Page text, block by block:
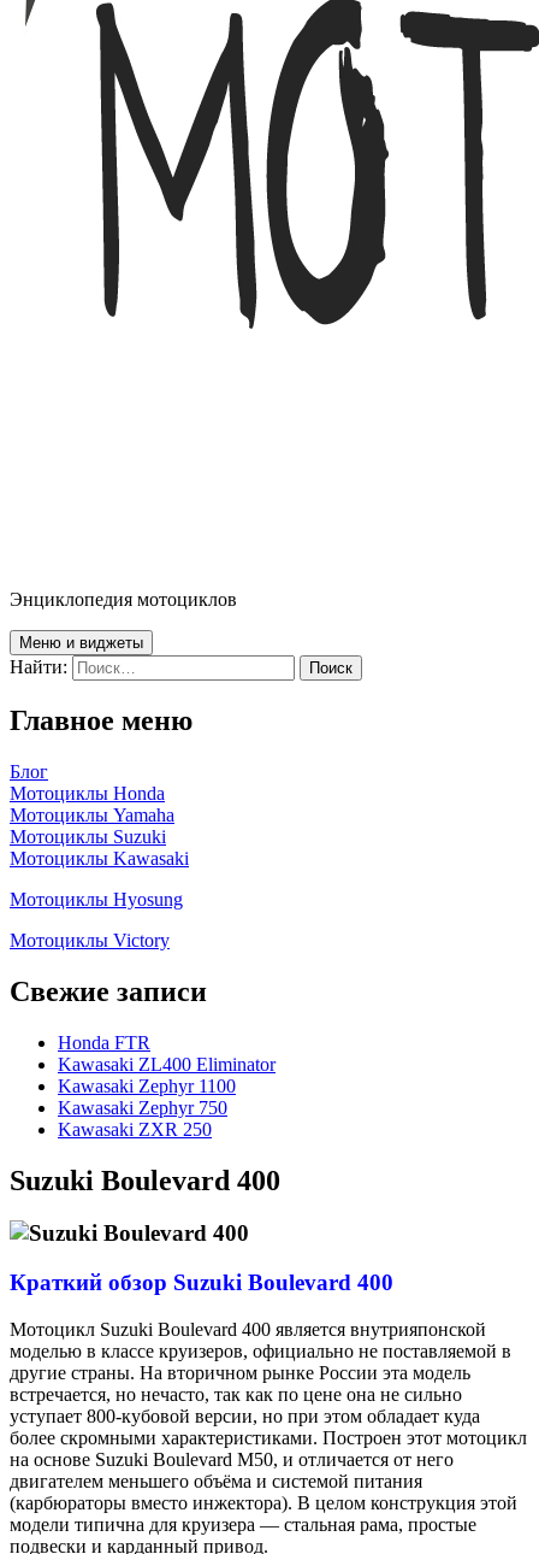
Энциклопедия мотоциклов
Меню и виджеты
Найти:
Главное меню
Блог
Мотоциклы Honda
Мотоциклы Yamaha
Мотоциклы Suzuki
Мотоциклы Kawasaki
Мотоциклы Hyosung
Мотоциклы Victory
Свежие записи
Honda FTR
Kawasaki ZL400 Eliminator
Kawasaki Zephyr 1100
Kawasaki Zephyr 750
Kawasaki ZXR 250
Suzuki Boulevard 400
Краткий обзор Suzuki Boulevard 400
Мотоцикл Suzuki Boulevard 400 является внутрияпонской
моделью в классе круизеров, официально не поставляемой в
другие страны. На вторичном рынке России эта модель
встречается, но нечасто, так как по цене она не сильно
уступает 800-кубовой версии, но при этом обладает куда
более скромными характеристиками. Построен этот мотоцикл
на основе Suzuki Boulevard M50, и отличается от него
двигателем меньшего объёма и системой питания
(карбюраторы вместо инжектора). В целом конструкция этой
модели типична для круизера — стальная рама, простые
подвески и карданный привод.